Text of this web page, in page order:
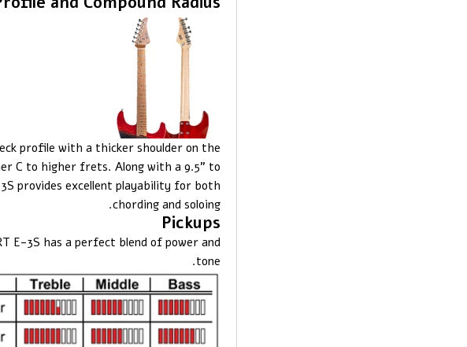
profile with a thicker shoulder on the
C to higher frets. Along with a 9.5” to
provides excellent playability for both
chording and soloing.
Pickups
E-3S has a perfect blend of power and
tone.